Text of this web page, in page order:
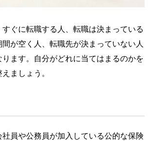
ぐに転職する人、転職は決まっている
が空く人、転職先が決まっていない人
ます。自分がどれに当てはまるのかを
ましょう。
員や公務員が加入している公的な保険